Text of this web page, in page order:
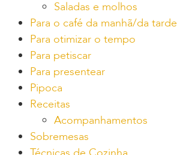
Saladas e molhos
Para o café da manhã/da tarde
Para otimizar o tempo
Para petiscar
Para presentear
Pipoca
Receitas
Acompanhamentos
Sobremesas